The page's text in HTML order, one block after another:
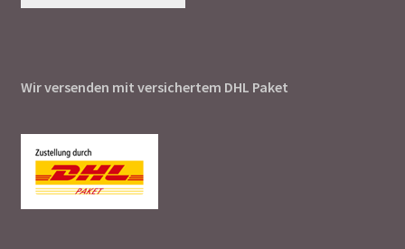
Wir versenden mit versichertem DHL Paket